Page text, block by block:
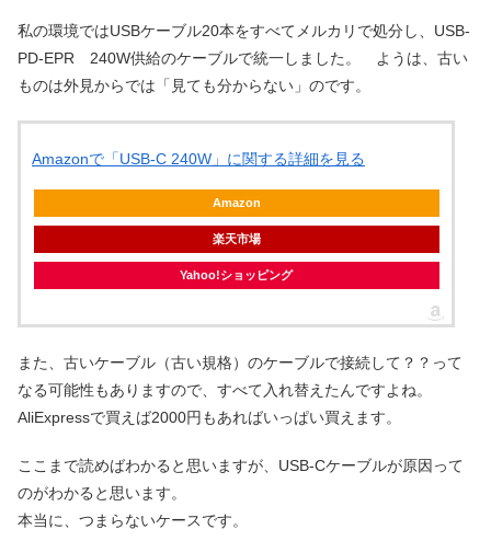
私の環境ではUSBケーブル20本をすべてメルカリで処分し、USB-
PD-EPR 240W供給のケーブルで統一しました。 ようは、古い
ものは外見からでは「見ても分からない」のです。
Amazonで「USB-C 240W」に関する詳細を見る
Amazon
楽天市場
Yahoo!ショッピング
また、古いケーブル（古い規格）のケーブルで接続して？？って
なる可能性もありますので、すべて入れ替えたんですよね。
AliExpressで買えば2000円もあればいっぱい買えます。
ここまで読めばわかると思いますが、USB-Cケーブルが原因って
のがわかると思います。
本当に、つまらないケースです。